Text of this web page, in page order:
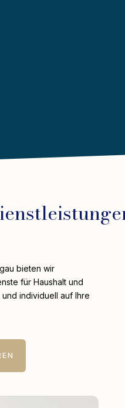
bieten wir
für Haushalt und
individuell auf Ihre